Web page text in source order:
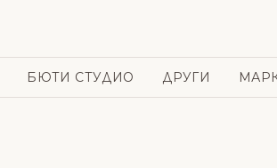
БЮТИ СТУДИО ДРУГИ